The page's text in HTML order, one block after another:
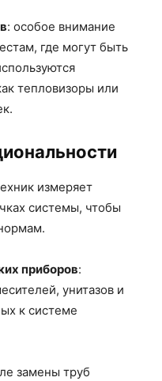
: особое внимание
где могут быть
тепловизоры или
измеряет
системы, чтобы
приборов:
унитазов и
к системе
замены труб